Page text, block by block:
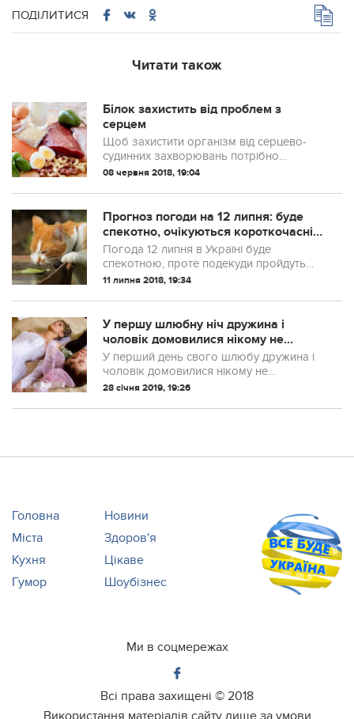
ПОДІЛИТИСЯ
Читати також
Білок захистить від проблем з
серцем
Щоб захистити організм від серцево-
судинних захворювань потрібно
вживати більше продуктів, які містять
08 червня 2018, 19:04
Прогноз погоди на 12 липня: буде
спекотно, очікуються короткочасні
дощі
Погода 12 липня в Україні буде
спекотною, проте подекуди пройдуть
дощі. Грози слід очікувати на північному
Полтавщині та на Вінничині. А ось на
заході пр...
11 липня 2018, 19:34
У першу шлюбну ніч дружина і
чоловік домовилися нікому не
відкривати двері. Алe тe, що сталося
потім, змінило чоловіка назавжди!
У перший день свого шлюбу дружина і
чоловік домовилися нікому не
відкривати двері.
28 січня 2019, 19:26
Головна
Новини
Міста
Здоров'я
Кухня
Цікаве
Гумор
Шоубізнес
Ми в соцмережах
Всі права захищені © 2018
Використання матеріалів сайту лише за умови